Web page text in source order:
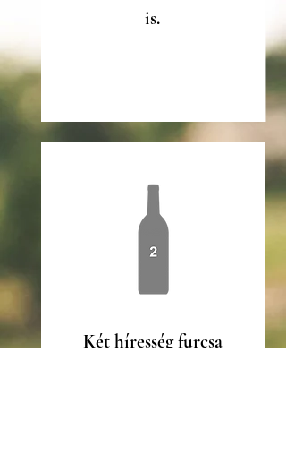
is.
Két híresség furcsa